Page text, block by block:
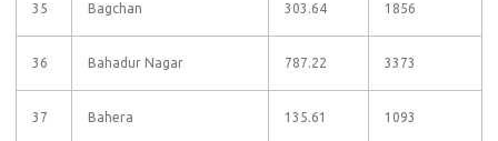
35 Bagchan 303.64 1856
36 Bahadur Nagar 787.22 3373
37 Bahera 135.61 1093